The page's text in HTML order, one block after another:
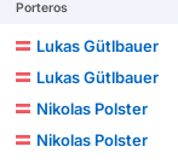
Porteros
Lukas Gütlbauer
Lukas Gütlbauer
Nikolas Polster
Nikolas Polster